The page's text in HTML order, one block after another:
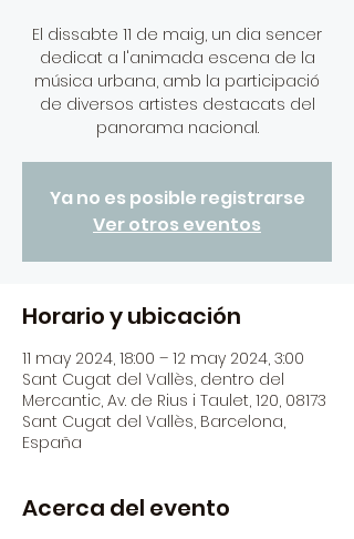
El dissabte 11 de maig, un dia sencer
dedicat a l'animada escena de la
música urbana, amb la participació
de diversos artistes destacats del
panorama nacional.
Ya no es posible registrarse
Ver otros eventos
Horario y ubicación
11 may 2024, 18:00 – 12 may 2024, 3:00
Sant Cugat del Vallès, dentro del
Mercantic, Av. de Rius i Taulet, 120, 08173
Sant Cugat del Vallès, Barcelona,
España
Acerca del evento